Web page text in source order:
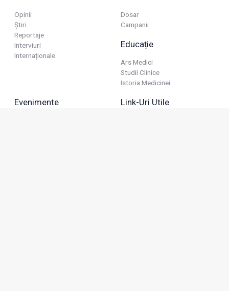
Opinii
Știri
Reportaje
Interviuri
Internaționale
Dosar
Campanii
Educație
Ars Medici
Studii Clinice
Istoria Medicinei
Evenimente Link-Uri Utile